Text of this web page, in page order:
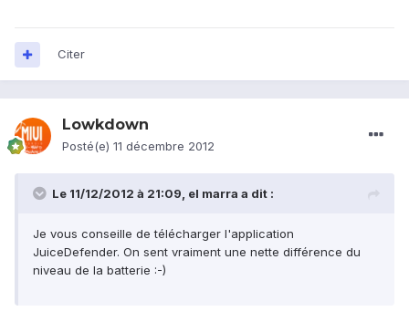
Citer
Lowkdown
Posté(e) 11 décembre 2012
Le 11/12/2012 à 21:09, el marra a dit :
Je vous conseille de télécharger l'application
JuiceDefender. On sent vraiment une nette différence du
niveau de la batterie :-)